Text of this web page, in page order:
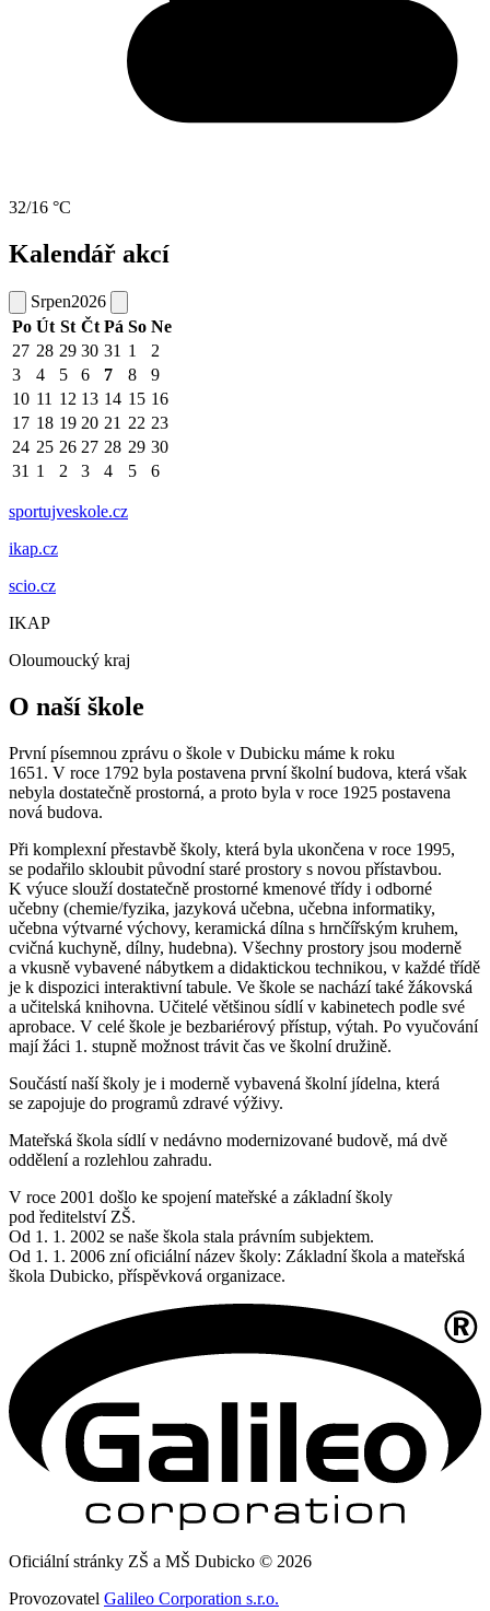
32/16 °C
Kalendář akcí
Srpen2026
Po Út St Čt Pá So Ne
27 28 29 30 31 1
2
3
4 5 6 7 8
9
10 11 12 13 14 15 16
17 18 19 20 21 22 23
24 25 26 27 28 29 30
31 1 2 3 4 5 6
sportujveskole.cz
ikap.cz
scio.cz
IKAP
Oloumoucký kraj
O naší škole
První písemnou zprávu o škole v Dubicku máme k roku
1651. V roce 1792 byla postavena první školní budova, která však
nebyla dostatečně prostorná, a proto byla v roce 1925 postavena
nová budova.
Při komplexní přestavbě školy, která byla ukončena v roce 1995,
se podařilo skloubit původní staré prostory s novou přístavbou.
K výuce slouží dostatečně prostorné kmenové třídy i odborné
učebny (chemie/fyzika, jazyková učebna, učebna informatiky,
učebna výtvarné výchovy, keramická dílna s hrnčířským kruhem,
cvičná kuchyně, dílny, hudebna). Všechny prostory jsou moderně
a vkusně vybavené nábytkem a didaktickou technikou, v každé třídě
je k dispozici interaktivní tabule. Ve škole se nachází také žákovská
a učitelská knihovna. Učitelé většinou sídlí v kabinetech podle své
aprobace. V celé škole je bezbariérový přístup, výtah. Po vyučování
mají žáci 1. stupně možnost trávit čas ve školní družině.
Součástí naší školy je i moderně vybavená školní jídelna, která
se zapojuje do programů zdravé výživy.
Mateřská škola sídlí v nedávno modernizované budově, má dvě
oddělení a rozlehlou zahradu.
V roce 2001 došlo ke spojení mateřské a základní školy
pod ředitelství ZŠ.
Od 1. 1. 2002 se naše škola stala právním subjektem.
Od 1. 1. 2006 zní oficiální název školy: Základní škola a mateřská
škola Dubicko, příspěvková organizace.
Oficiální stránky ZŠ a MŠ Dubicko © 2026
Provozovatel Galileo Corporation s.r.o.